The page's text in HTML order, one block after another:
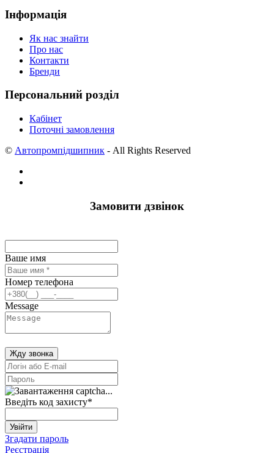
Інформація
Як нас знайти
Про нас
Контакти
Бренди
Персональний розділ
Кабінет
Поточні замовлення
© Автопромпідшипник - All Rights Reserved
Замовити дзвінок
Ваше имя
Номер телефона
Message
Жду звонка
Введіть код захисту*
Увійти
Згадати пароль
Реєстрація